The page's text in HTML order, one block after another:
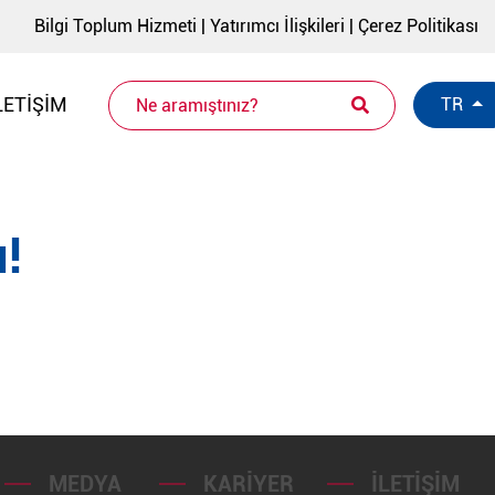
Bilgi Toplum Hizmeti | Yatırımcı İlişkileri | Çerez Politikası
TR
MEDYA KARIYER İLETIŞIM